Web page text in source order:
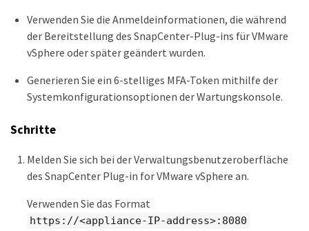
Verwenden Sie die Anmeldeinformationen, die während
der Bereitstellung des SnapCenter-Plug-ins für VMware
vSphere oder später geändert wurden.
Generieren Sie ein 6-stelliges MFA-Token mithilfe der
Systemkonfigurationsoptionen der Wartungskonsole.
Schritte
Melden Sie sich bei der Verwaltungsbenutzeroberfläche
des SnapCenter Plug-in for VMware vSphere an.
Verwenden Sie das Format
https://<appliance-IP-address>:8080